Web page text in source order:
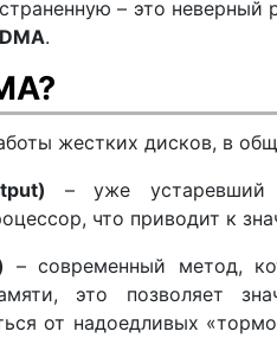
– это неверный
.
жестких дисков, в
– уже устаревший
что приводит к
– современный метод,
это позволяет
от надоедливых